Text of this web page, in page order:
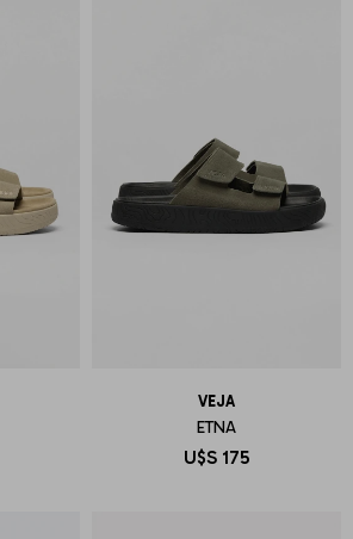
VEJA
ETNA
U$S 175